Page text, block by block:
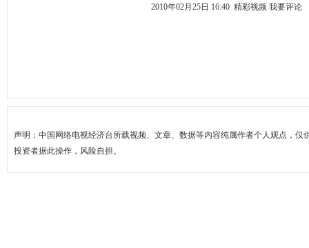
2010年02月25日 16:40 精彩视频 我要评论
声明：中国网络电视经济台所载视频、文章、数据等内容纯属作者个人观点，仅
投资者据此操作，风险自担。